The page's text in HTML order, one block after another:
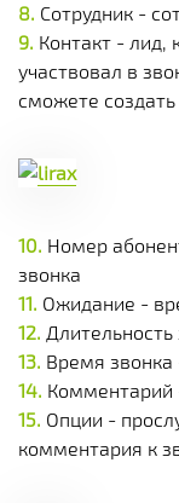
Сотрудник -
Контакт - лид,
участвовал в
сможете
Номер
звонка
Ожидание -
Время звонка
Комментарий
Опции -
комментария к